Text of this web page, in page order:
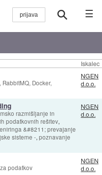
☰
Iskalec
Docker,
NGEN
d.o.o.
razmišljanje in
podatkovnih rešitev,
&#8211; prevajanje
sisteme -, poznavanje
NGEN
d.o.o.
podatkov
NGEN
d.o.o.